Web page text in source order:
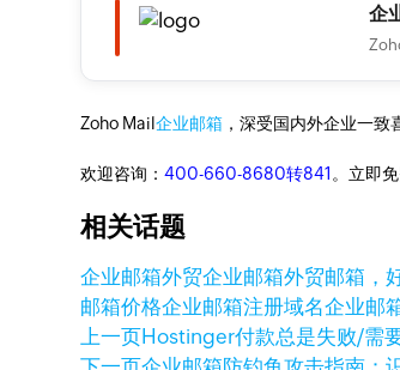
企
Zoho Mail企业邮箱 ，深受国内外企业一致
欢迎咨询：400-660-8680转841 。立即
相关话题
企业邮箱外贸企业邮箱外贸邮箱，
邮箱价格企业邮箱注册域名企业邮
上一页Hostinger付款总是失败/需